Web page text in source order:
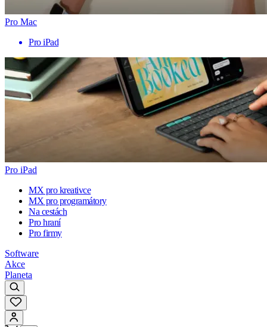
Pro Mac
Pro iPad
Pro iPad
MX pro kreativce
MX pro programátory
Na cestách
Pro hraní
Pro firmy
Software
Akce
Planeta